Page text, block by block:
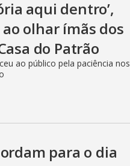
aqui dentro’,
olhar ímãs dos
do Patrão
ao público pela paciência nos
para o dia